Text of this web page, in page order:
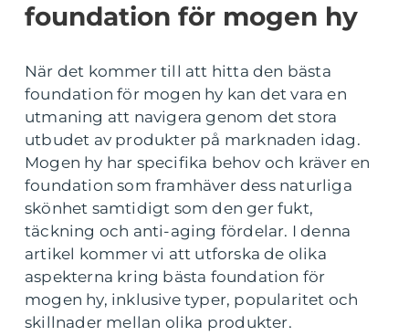
foundation för mogen hy
När det kommer till att hitta den bästa
foundation för mogen hy kan det vara en
utmaning att navigera genom det stora
utbudet av produkter på marknaden idag.
Mogen hy har specifika behov och kräver en
foundation som framhäver dess naturliga
skönhet samtidigt som den ger fukt,
täckning och anti-aging fördelar. I denna
artikel kommer vi att utforska de olika
aspekterna kring bästa foundation för
mogen hy, inklusive typer, popularitet och
skillnader mellan olika produkter.